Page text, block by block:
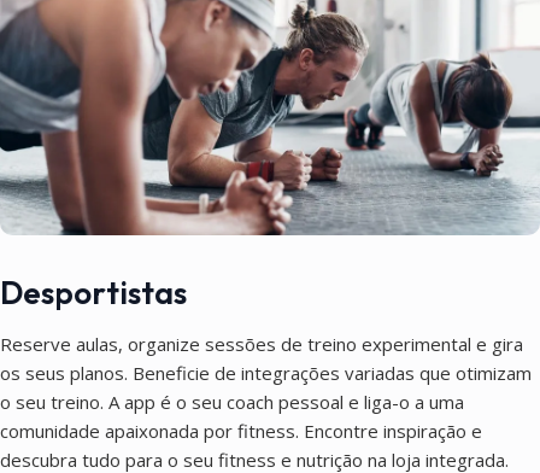
Desportistas
Reserve aulas, organize sessões de treino experimental e gira
os seus planos. Beneficie de integrações variadas que otimizam
o seu treino. A app é o seu coach pessoal e liga-o a uma
comunidade apaixonada por fitness. Encontre inspiração e
descubra tudo para o seu fitness e nutrição na loja integrada.